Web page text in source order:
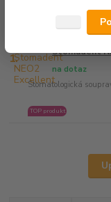
Nejprodávanější
1. Stomadent
Stomatologická
na dotaz
TOP produkt